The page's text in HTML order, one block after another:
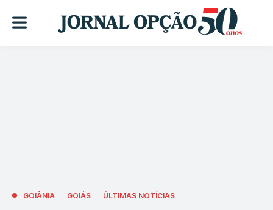
GOIÂNIA GOIÁS ÚLTIMAS NOTÍCIAS